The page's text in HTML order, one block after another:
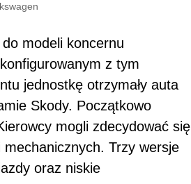
modeli koncernu
z tym
jednostkę otrzymały auta
Skody. Początkowo
mogli zdecydować się
Trzy wersje
oraz niskie